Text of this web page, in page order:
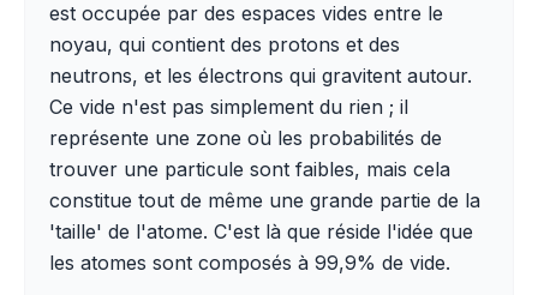
est occupée par des espaces vides entre le
noyau, qui contient des protons et des
neutrons, et les électrons qui gravitent autour.
Ce vide n'est pas simplement du rien ; il
représente une zone où les probabilités de
trouver une particule sont faibles, mais cela
constitue tout de même une grande partie de la
'taille' de l'atome. C'est là que réside l'idée que
les atomes sont composés à 99,9% de vide.